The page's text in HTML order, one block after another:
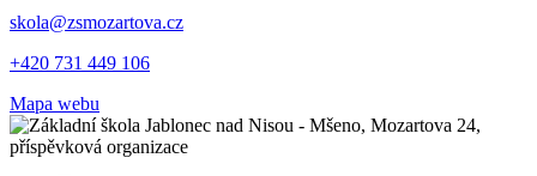
skola@zsmozartova.cz
+420 731 449 106
Mapa webu